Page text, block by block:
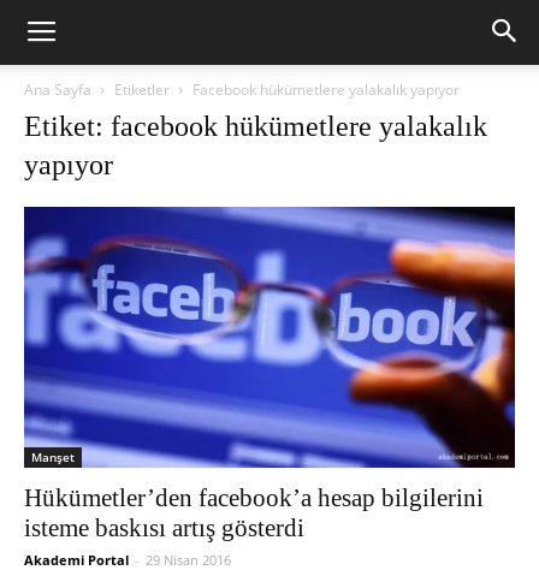
Ana Sayfa Etiketler Facebook hükümetlere yalakalık yapıyor
Etiket: facebook hükümetlere yalakalık
yapıyor
Manşet
Hükümetler’den facebook’a hesap bilgilerini
isteme baskısı artış gösterdi
Akademi Portal - 29 Nisan 2016